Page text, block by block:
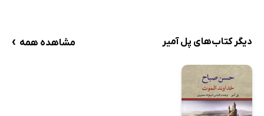
دیگر کتاب‌های پل آمیر مشاهده همه ›